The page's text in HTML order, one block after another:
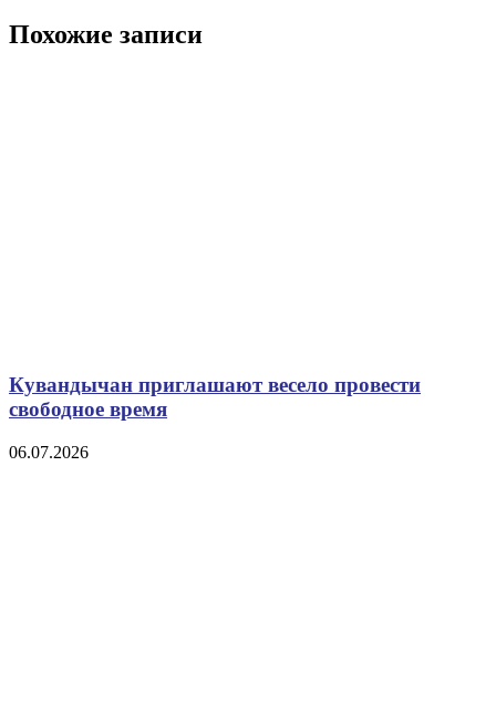
Похожие записи
Кувандычан приглашают весело провести
свободное время
06.07.2026